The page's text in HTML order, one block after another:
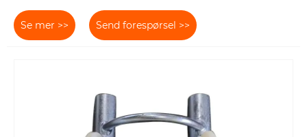
Se mer >> Send forespørsel >>